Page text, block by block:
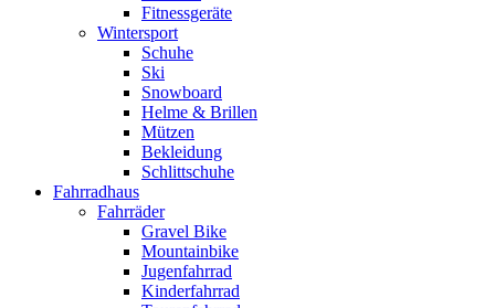
Fitnessgeräte
Wintersport
Schuhe
Ski
Snowboard
Helme & Brillen
Mützen
Bekleidung
Schlittschuhe
Fahrradhaus
Fahrräder
Gravel Bike
Mountainbike
Jugenfahrrad
Kinderfahrrad